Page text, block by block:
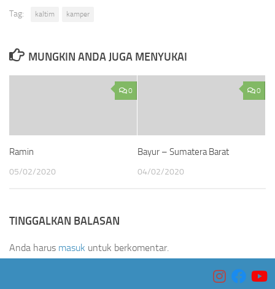
Tag: kaltim kamper
MUNGKIN ANDA JUGA MENYUKAI
0
Ramin
05/02/2020
0
Bayur – Sumatera Barat
04/02/2020
TINGGALKAN BALASAN
Anda harus masuk untuk berkomentar.